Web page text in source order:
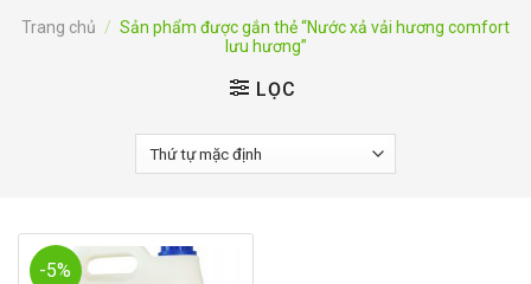
Trang chủ / Sản phẩm được gắn thẻ “Nước xả vải hương comfort
lưu hương”
LỌC
-5%